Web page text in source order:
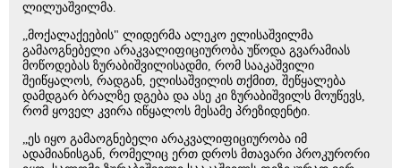
ლილუაშვილმა.
„მოქალაქეების" ლიდერმა ალეკო ელისაშვილმა
გამაოგნებელი არაკვალიფიციურობა უწოდა გვარამიას
მოწოდებას ზურაბიშვილისადმი, რომ სააკაშვილი
შეიწყალოს, რადგან, ელისაშვილის თქმით, შეწყალება
დამდგარ ბრალზე დგება და ასე კი ზურაბიშვილს მოუწევს,
რომ ყოველ კვირა იწყალოს მესამე პრეზიდენტი.
„ეს იყო გამაოგნებელი არაკვალიფიციურობა იმ
ადამიანისგან, რომელიც ერთ დროს მთავარი პროკურორი